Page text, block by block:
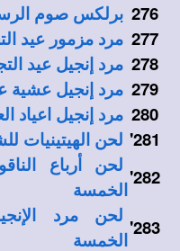
276 برلكس صوم
277 مرد مزمور عيد
278 مرد إنجيل عيد
279 مرد إنجيل عشية
280 مرد إنجيل اعياد
281
' لحن الهيتينيات
282
' لحن أرباع
الخمسة
283
' لحن مرد
الخمسة